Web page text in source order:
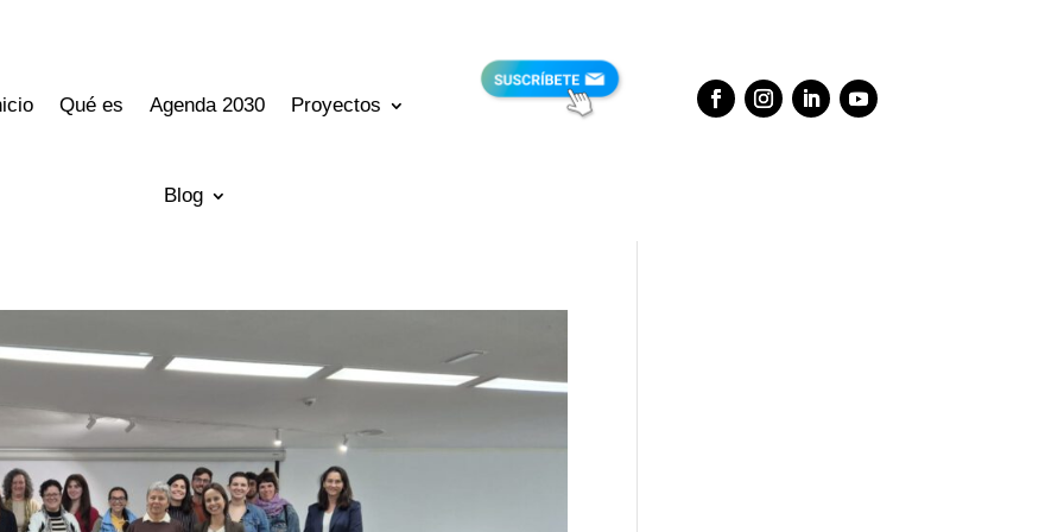
Qué es Agenda 2030 Proyectos
Blog